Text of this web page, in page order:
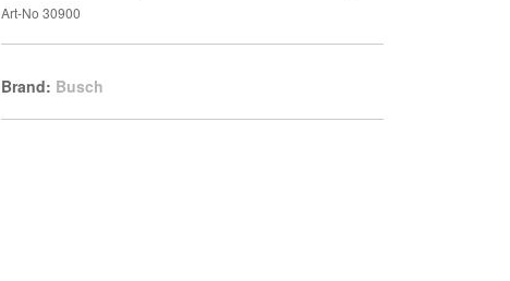
Art-No30900
Brand: Busch